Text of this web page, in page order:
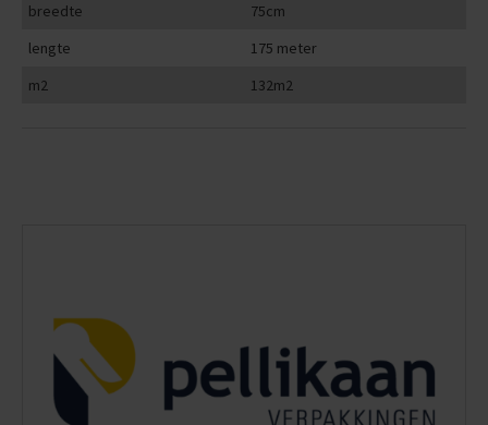
breedte
75cm
lengte
175 meter
m2
132m2